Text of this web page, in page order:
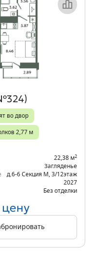
Объект месяца
во двор
2,77 м
22,38 м2
Загляденье
д.6-6 Секция М 3/12этаж
2027
Без отделки
цену